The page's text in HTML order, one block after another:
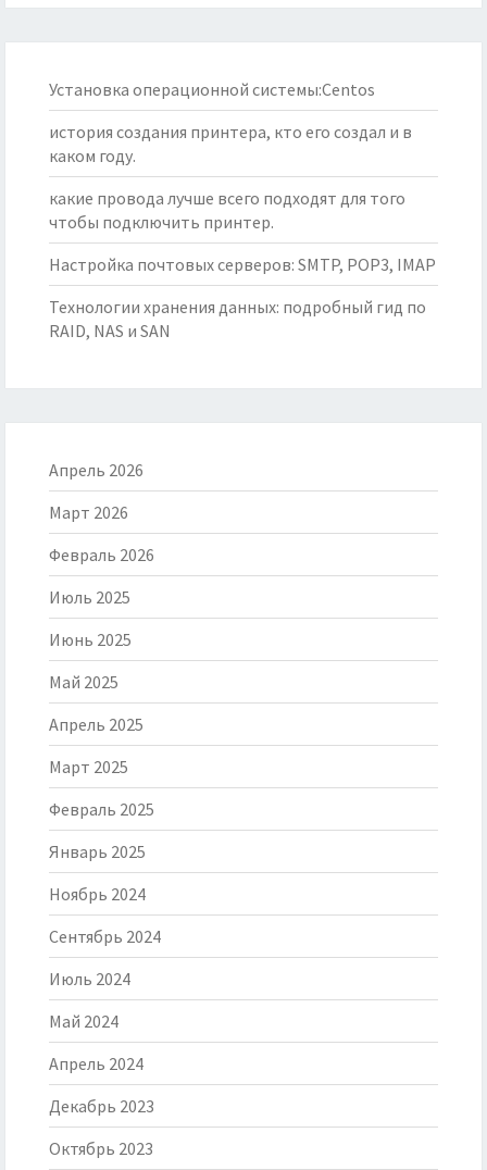
Установка операционной системы:Centos
история создания принтера, кто его создал и в
каком году.
какие провода лучше всего подходят для того
чтобы подключить принтер.
Настройка почтовых серверов: SMTP, POP3, IMAP
Технологии хранения данных: подробный гид по
RAID, NAS и SAN
Апрель 2026
Март 2026
Февраль 2026
Июль 2025
Июнь 2025
Май 2025
Апрель 2025
Март 2025
Февраль 2025
Январь 2025
Ноябрь 2024
Сентябрь 2024
Июль 2024
Май 2024
Апрель 2024
Декабрь 2023
Октябрь 2023